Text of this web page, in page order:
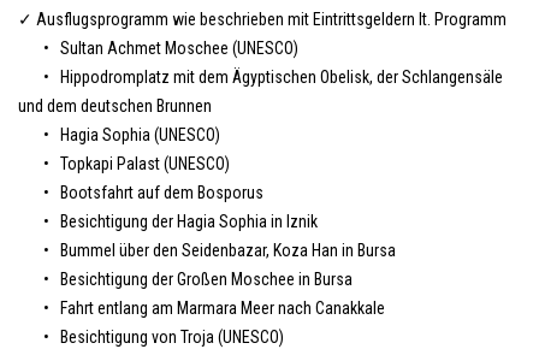
✓ Ausflugsprogramm wie beschrieben mit Eintrittsgeldern lt. Programm
• Sultan Achmet Moschee (UNESCO)
• Hippodromplatz mit dem Ägyptischen Obelisk, der Schlangensäle
und dem deutschen Brunnen
• Hagia Sophia (UNESCO)
• Topkapi Palast (UNESCO)
• Bootsfahrt auf dem Bosporus
• Besichtigung der Hagia Sophia in Iznik
• Bummel über den Seidenbazar, Koza Han in Bursa
• Besichtigung der Großen Moschee in Bursa
• Fahrt entlang am Marmara Meer nach Canakkale
• Besichtigung von Troja (UNESCO)